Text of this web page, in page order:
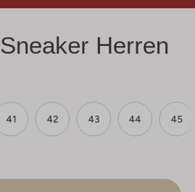
Sneaker Herren
41 42 43 44 45